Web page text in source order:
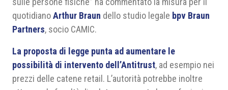
quotidianoArthur Braun dello studio legale bpv Braun
Partners, socio CAMIC.
La proposta di legge punta ad aumentare le
possibilità di intervento dell’Antitrust, ad esempio nei
prezzi delle catene retail. L’autorità potrebbe inoltre